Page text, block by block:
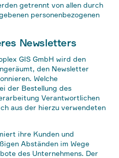
getrennt von allen durch
personenbezogenen
Newsletters
GIS GmbH wird den
den Newsletter
Welche
der Bestellung des
Verantwortlichen
aus der hierzu verwendeten
ihre Kunden und
Abständen im Wege
des Unternehmens. Der